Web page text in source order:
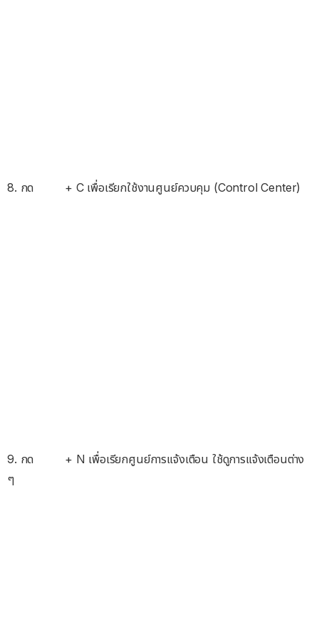
8. กด + C เพื่อเรียกใช้งานศูนย์ควบคุม (Control Center)
9. กด
+ N เพื่อเรียกศูนย์การแจ้งเตือน ใช้ดูการแจ้งเตือนต่าง
ๆ